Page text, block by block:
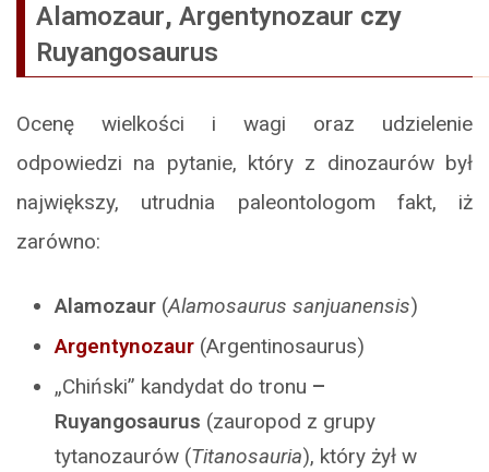
Alamozaur, Argentynozaur czy
Ruyangosaurus
Ocenę wielkości i wagi oraz udzielenie
odpowiedzi na pytanie, który z dinozaurów był
największy, utrudnia paleontologom fakt, iż
zarówno:
Alamozaur (Alamosaurus sanjuanensis)
Argentynozaur (Argentinosaurus)
„Chiński” kandydat do tronu –
Ruyangosaurus (zauropod z grupy
tytanozaurów (Titanosauria), który żył w